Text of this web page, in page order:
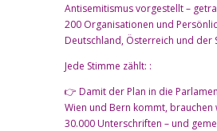
Antisemitismus vorgestellt –
200 Organisationen und
Deutschland, Österreich und der
Jede Stimme zählt: :
👉 Damit der Plan in die
Wien und Bern kommt, brauchen
30.000 Unterschriften – und